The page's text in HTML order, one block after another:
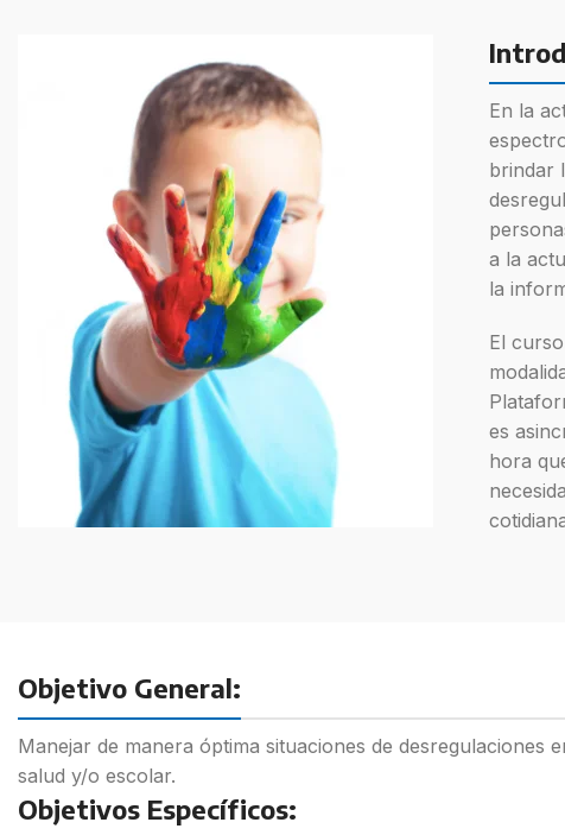
Alimentación
Lactancia Materna 21
Soporte nutricional
En la
brindar
a la
la
El
es
hora
Objetivo General:
Manejar de manera óptima situaciones de desregulaciones
salud y/o escolar.
Objetivos Específicos: